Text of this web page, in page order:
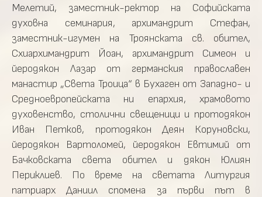
Мелетий, заместник-ректор на Софийската
духовна семинария, архимандрит Стефан,
заместник-игумен на Троянската св. обител,
Схиархимандрит Йоан, архимандрит Симеон и
йеродякон Лазар от германския православен
манастир „Света Троица“ в Бухаген от Западно- и
Средноевропейската ни епархия, храмовото
духовенство, столични свещеници и протодякон
Иван Петков, протодякон Деян Коруновски,
йеродякон Вартоломей, йеродякон Евтимий от
Бачковската света обител и дякон Юлиян
Периклиев. По време на светата Литургия
патриарх Даниил спомена за първи път в